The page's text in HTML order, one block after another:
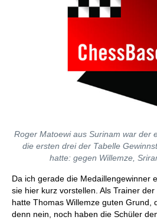
Roger Matoewi aus Surinam war der
die ersten drei der Tabelle
hatte: gegen Willemze,
Da ich gerade die Medaillengewinner
sie hier kurz vorstellen. Als Trainer
hatte Thomas Willemze guten Grund,
denn nein, noch haben die Schüler